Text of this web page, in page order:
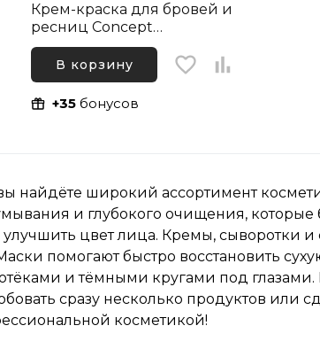
Крем-краска для бровей и
ресниц Concept
ProfyTouch, Графит
В корзину
+35 бонусов
найдёте широкий ассортимент
и глубокого очищения,
улучшить цвет лица. Кремы, сыворотки
помогают быстро восстановить
и тёмными кругами под
сразу несколько продуктов или
косметикой!